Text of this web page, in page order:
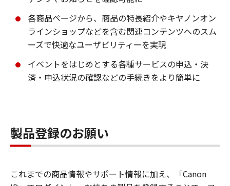
各商品ページから、商品の特長紹介やキヤノンオン
ラインショップなどを含む関連コンテンツへのスム
ーズで快適なユーザビリティーを実現
イベントをはじめとする各種サービスの申込・決
済・申込状況の確認などの手続きをより簡単に
製品登録のお願い
これまでの商品情報やサポート情報に加え、「Canon